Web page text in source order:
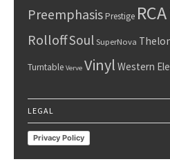
PreemphasisPrestige
RolloffSoul SuperNova
Turntable Verve Vinyl Western
LEGAL
Privacy Policy